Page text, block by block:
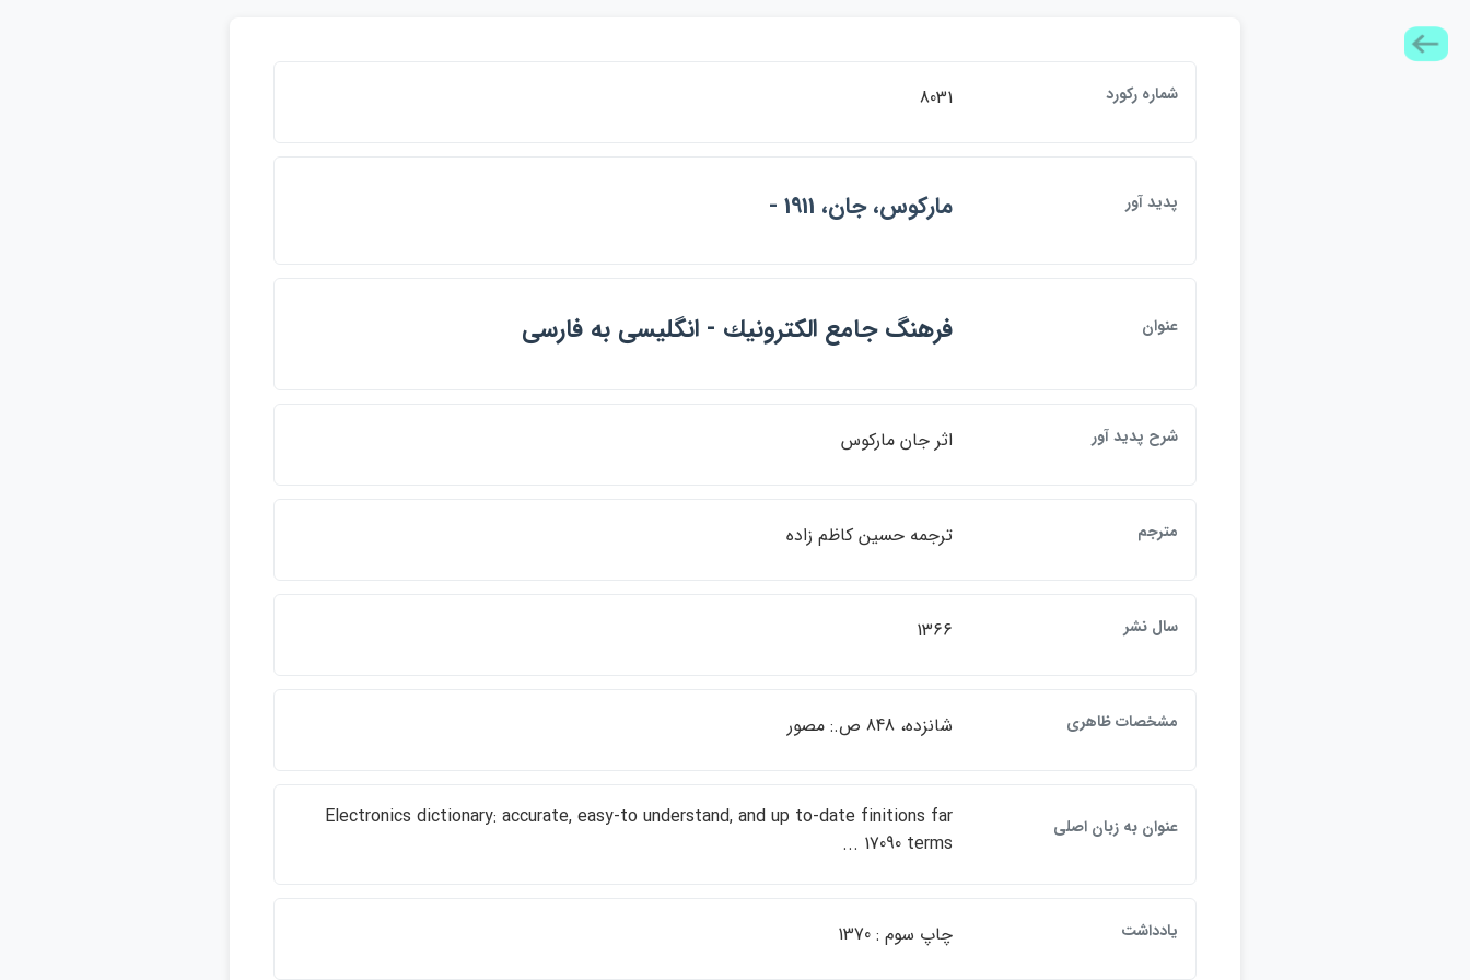
شماره ركورد 8031
پديد آور ماركوس، جان، 1911 -
عنوان فرهنگ جامع الكترونيك - انگليسي به فارسي
شرح پديد آور اثر جان ماركوس
مترجم ترجمه حسين كاظم زاده
سال نشر 1366
مشخصات ظاهري شانزده، 848 ص.: مصور
عنوان به زبان اصلي
Electronics dictionary: accurate, easy-to understand, and up to-date finitions far
17090 terms ...
يادداشت چاپ سوم : 1370